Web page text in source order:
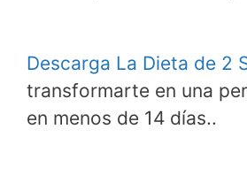
Descarga La Dieta de 2
transformarte en una
en menos de 14 días..